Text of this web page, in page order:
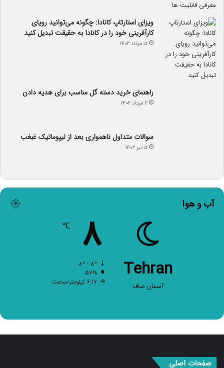
ویزای استارتاپ کانادا: چگونه می‌توانید رویای
کارآفرینی خود را در کانادا به حقیقت تبدیل کنید
۵ مرداد ۱۴۰۲
راهنمای خرید دسته گل مناسب برای هدیه دادن
۲ مرداد ۱۴۰۲
سوالات متداول ناهمواری بعد از لیپوماتیک غبغب
۵ تیر ۱۴۰۲
آب و هوا
Tehran
آسمان صاف
۸
۵۷%
۶.۱۷ کیلومتر/ساعت